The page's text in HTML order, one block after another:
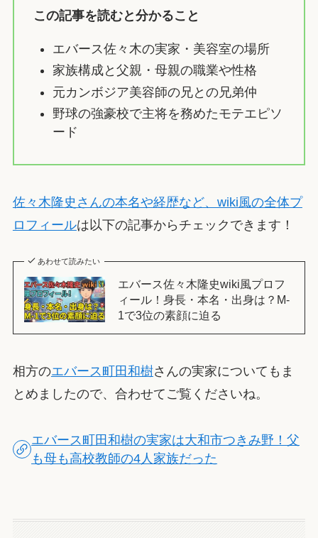
この記事を読むと分かること
エバース佐々木の実家・美容室の場所
家族構成と父親・母親の職業や性格
元カンボジア美容師の兄との兄弟仲
野球の強豪校で主将を務めたモテエピソ
ード
佐々木隆史さんの本名や経歴など、wiki風の全体プ
ロフィールは以下の記事からチェックできます！
あわせて読みたい
エバース佐々木隆史wiki風プロフ
ィール！身長・本名・出身は？M-
1で3位の素顔に迫る
相方のエバース町田和樹さんの実家についてもま
とめましたので、合わせてご覧くださいね。
エバース町田和樹の実家は大和市つきみ野！父
も母も高校教師の4人家族だった